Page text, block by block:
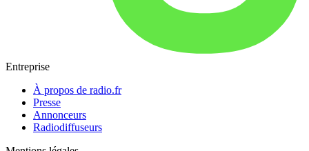
Entreprise
À propos de radio.fr
Presse
Annonceurs
Radiodiffuseurs